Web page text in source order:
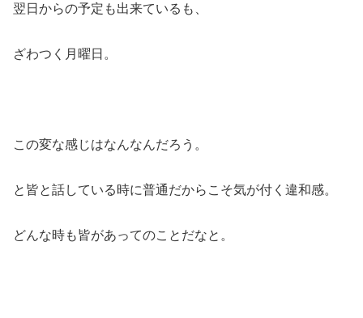
翌日からの予定も出来ているも、
ざわつく月曜日。
この変な感じはなんなんだろう。
と皆と話している時に普通だからこそ気が付く違和感。
どんな時も皆があってのことだなと。